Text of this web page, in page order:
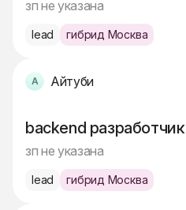
зп не указана
lead гибрид Москва
Айтуби
backend разработчик
зп не указана
lead гибрид Москва